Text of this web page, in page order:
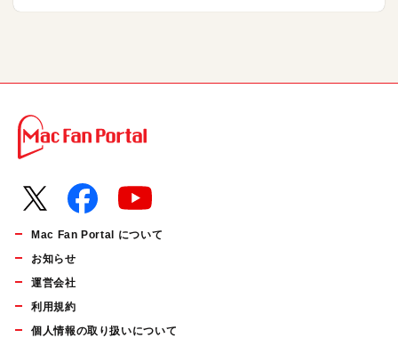
Mac Fan Portal について
お知らせ
運営会社
利用規約
個人情報の取り扱いについて